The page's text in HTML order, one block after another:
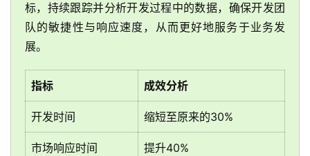
标，持续跟踪并分析开发过程中的数据，确保开发团
队的敏捷性与响应速度，从而更好地服务于业务发
展。
指标 成效分析
开发时间 缩短至原来的30%
市场响应时间 提升40%